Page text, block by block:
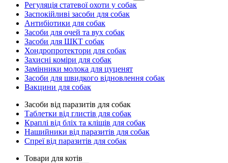
Регуляція статевої охоти у собак
Заспокійливі засоби для собак
Антибіотики для собак
Засоби для очей та вух собак
Засоби для ШКТ собак
Хондропротектори для собак
Захисні коміри для собак
Замінники молока для цуценят
Засоби для швидкого відновлення собак
Вакцини для собак
Засоби від паразитів для собак
Таблетки від глистів для собак
Краплі від бліх та кліщів для собак
Нашийники від паразитів для собак
Спреї від паразитів для собак
Товари для котів